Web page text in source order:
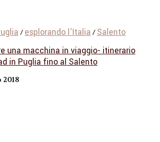
/ esplorando l'Italia / Salento
una macchina in viaggio- itinerario
in Puglia fino al Salento
2018